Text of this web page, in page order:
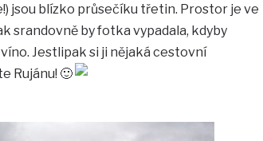
jsou blízko průsečíku třetin. Prostor je ve
srandovně by fotka vypadala, kdyby
Jestlipak si ji nějaká cestovní
Rujánu! 🙂